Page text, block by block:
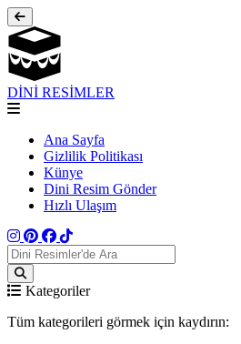
DİNİ RESİMLER
Ana Sayfa
Gizlilik Politikası
Künye
Dini Resim Gönder
Hızlı Ulaşım
Kategoriler
Tüm kategorileri görmek için kaydırın: